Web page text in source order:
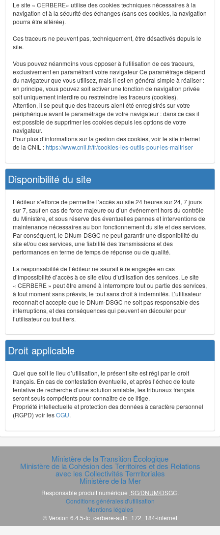
Le site « CERBERE» utilise des cookies techniques nécessaires à la
navigation et à la sécurité des échanges (sans ces cookies, la navigation
pourra être altérée).
Ces traceurs ne peuvent pas, techniquement, être désactivés depuis le
site.
Vous pouvez néanmoins vous opposer à l'utilisation de ces traceurs,
exclusivement en paramétrant votre navigateur Ce paramétrage dépend
du navigateur que vous utilisez, mais il est en général simple à réaliser :
en principe, vous pouvez soit activer une fonction de navigation privée
soit uniquement interdire ou restreindre les traceurs (cookies).
Attention, il se peut que des traceurs aient été enregistrés sur votre
périphérique avant le paramétrage de votre navigateur : dans ce cas il
est possible de supprimer les cookies depuis les options de votre
navigateur.
Pour plus d’informations sur la gestion des cookies, voir le site internet
de la CNIL :https://www.cnil.fr/fr/cookies-les-outils-pour-les-maitriser
Disponibilité du site
L’éditeur s’efforce de permettre l’accès au site 24 heures sur 24, 7 jours
sur 7, sauf en cas de force majeure ou d’un événement hors du contrôle
du Ministère, et sous réserve des éventuelles pannes et interventions de
maintenance nécessaires au bon fonctionnement du site et des services.
Par conséquent, le DNum-DSGC ne peut garantir une disponibilité du
site et/ou des services, une fiabilité des transmissions et des
performances en terme de temps de réponse ou de qualité.
La responsabilité de l’éditeur ne saurait être engagée en cas
d’impossibilité d’accès à ce site et/ou d’utilisation des services. Le site
« CERBERE » peut être amené à interrompre tout ou partie des services,
à tout moment sans préavis, le tout sans droit à indemnités. L’utilisateur
reconnaît et accepte que le DNum-DSGC ne soit pas responsable des
interruptions, et des conséquences qui peuvent en découler pour
l’utilisateur ou tout tiers.
Droit applicable
Quel que soit le lieu d’utilisation, le présent site est régi par le droit
français. En cas de contestation éventuelle, et après l’échec de toute
tentative de recherche d’une solution amiable, les tribunaux français
seront seuls compétents pour connaître de ce litige.
Propriété intellectuelle et protection des données à caractère personnel
(RGPD) voir lesCGU.
Ministère de la Transition Écologique
Ministère de la Cohésion des Territoires et des Relations
avec les Collectivités Terrritoriales
Ministère de la Mer
Responsable produit numérique SG/DNUM/DSGC
Conditions générales d'utilisation
Mentions légales
© Version 6.4.5-tc_cerbere-auth_172_184-internet